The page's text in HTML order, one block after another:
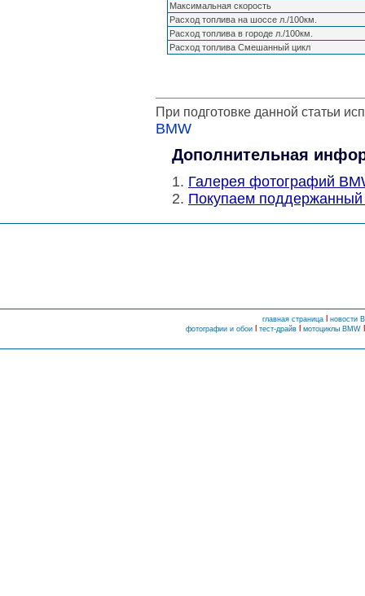
Максимальная скорость
Расход топлива на шоссе л./100км.
Расход топлива в городе л./100км.
Расход топлива Смешанный цикл
При подготовке данной статьи
BMW
Дополнительная
Галерея фотографий
Покупаем
главная страница l новости
фотографии и обои l тест-драйвl мотоциклы BMW